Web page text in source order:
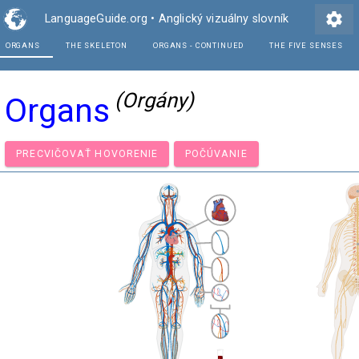
LanguageGuide.org • Anglický vizuálny slovník settings
Organs (Orgány)
PRECVIČOVAŤ HOVORENIE POČÚVANIE